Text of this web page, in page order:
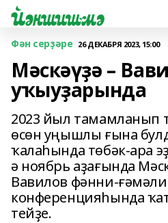
Фән серҙәре 26 ДЕКАБРЯ 2023, 15:00
Мәскәүҙә –
уҡыуҙарында
2023 йыл тамамланып
өсөн уңышлы ғына
ҡалаһында төбәк-ара
ә ноябрь аҙағында
Вавилов фәнни-ғәмәли
конференцияһында
тейҙе.